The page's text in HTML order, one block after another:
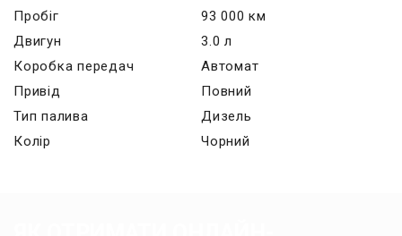
Пробіг
93 000 км
Двигун
3.0 л
Коробка передач
Автомат
Привід
Повний
Тип палива
Дизель
Колір
Чорний